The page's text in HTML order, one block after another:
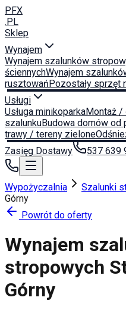
PFX
.PL
Sklep
Wynajem
Wynajem szalunków
ściennychWynajem
rusztowańPozostały sprzęt
Usługi
Usługa minikoparkaMontaż /
szalunkuBudowa domów od
trawy / tereny zielone
Zasięg Dostawy
537 639
Wypożyczalnia Szalunki
Górny
Powrót do oferty
Wynajem
stropowych
Górny